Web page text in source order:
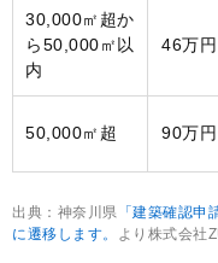
30,000㎡超か
ら50,000㎡以
内
46万円
50,000㎡超 90万円
出典：神奈川県
「建築確認
に遷移します。
より株式会社